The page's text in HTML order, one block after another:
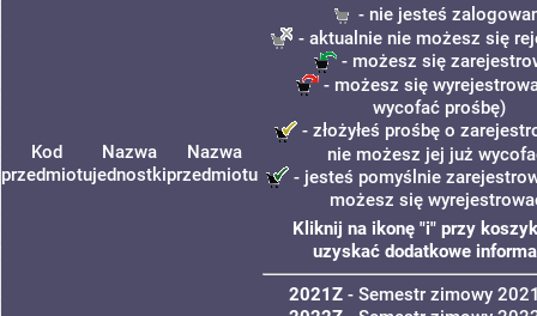
Kod
przedmiotu
Nazwa
jednostki
Nazwa
przedmiotu
- nie jesteś
- aktualnie nie możesz się
- możesz się
- możesz się
wycofać prośbę)
- złożyłeś prośbę o
nie możesz jej już
- jesteś pomyślnie
możesz się
Kliknij na ikonę "i" przy
uzyskać dodatkowe
2021Z- Semestr zimowy